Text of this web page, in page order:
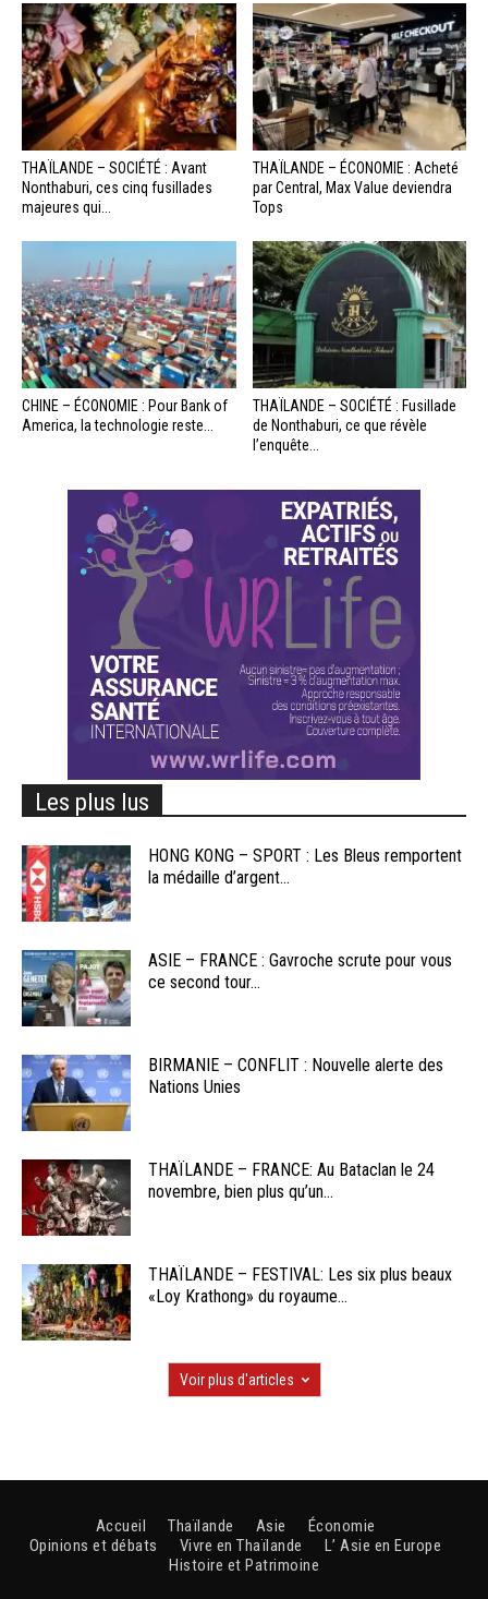
THAÏLANDE – SOCIÉTÉ : Avant
Nonthaburi, ces cinq fusillades
majeures qui...
THAÏLANDE – ÉCONOMIE : Acheté
par Central, Max Value deviendra
Tops
CHINE – ÉCONOMIE : Pour Bank of
America, la technologie reste...
THAÏLANDE – SOCIÉTÉ : Fusillade
de Nonthaburi, ce que révèle
l’enquête...
Les plus lus
HONG KONG – SPORT : Les Bleus remportent
la médaille d’argent...
ASIE – FRANCE : Gavroche scrute pour vous
ce second tour...
BIRMANIE – CONFLIT : Nouvelle alerte des
Nations Unies
THAÏLANDE – FRANCE: Au Bataclan le 24
novembre, bien plus qu’un...
THAÏLANDE – FESTIVAL: Les six plus beaux
«Loy Krathong» du royaume...
Voir plus d'articles
Accueil Thaïlande Asie
Économie
Opinions et débats
Vivre en Thaïlande
L’ Asie en Europe
Histoire et Patrimoine